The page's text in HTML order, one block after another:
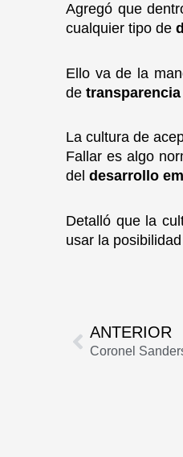
Agregó que
cualquier tipo de
Ello va de la
de transparencia
La cultura de
Fallar es algo
del desarrollo
Detalló que la
usar la
AntANTERIOR
Coronel